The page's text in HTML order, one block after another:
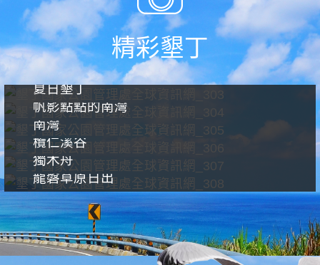
精彩墾丁
夏日墾丁
帆影點點的南灣
南灣
欖仁溪谷
獨木舟
龍磐草原日出